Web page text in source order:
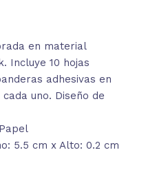
en material
Incluye 10 hojas
adhesivas en
uno. Diseño de
5.5 cm x Alto: 0.2 cm